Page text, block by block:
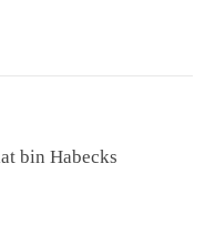
bin Habecks